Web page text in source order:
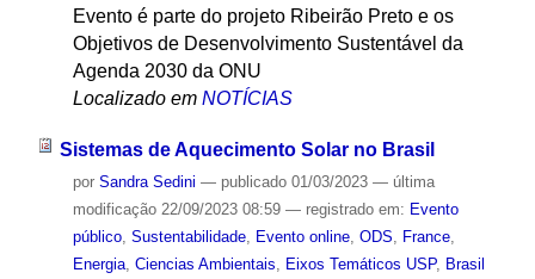
Evento é parte do projeto Ribeirão Preto e os
Objetivos de Desenvolvimento Sustentável da
Agenda 2030 da ONU
Localizado em NOTÍCIAS
Sistemas de Aquecimento Solar no Brasil
por Sandra Sedini — publicado01/03/2023 — última
modificação22/09/2023 08:59 — registrado em: Evento
público, Sustentabilidade, Evento online, ODS France,
Energia, Ciencias Ambientais Eixos Temáticos USP, Brasil